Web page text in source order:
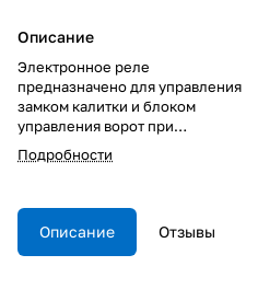
Описание
Электронное реле
предназначено для управления
замком калитки и блоком
управления ворот при
использовании одной вызывной
панели с мониторов серий
Подробности
Описание Отзывы